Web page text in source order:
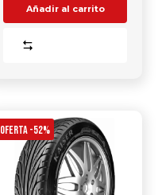
Añadir al carrito
OFERTA -52%